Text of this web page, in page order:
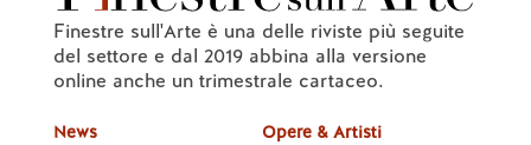
Finestre sull'Arte è una delle riviste più seguite
del settore e dal 2019 abbina alla versione
online anche un trimestrale cartaceo.
News
Opere & Artisti